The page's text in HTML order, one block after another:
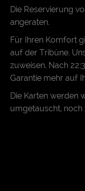
Die Reservierung
angeraten.
Für Ihren Komfort
auf der Tribüne.
zuweisen. Nach
Garantie mehr auf
Die Karten werden
umgetauscht, noch